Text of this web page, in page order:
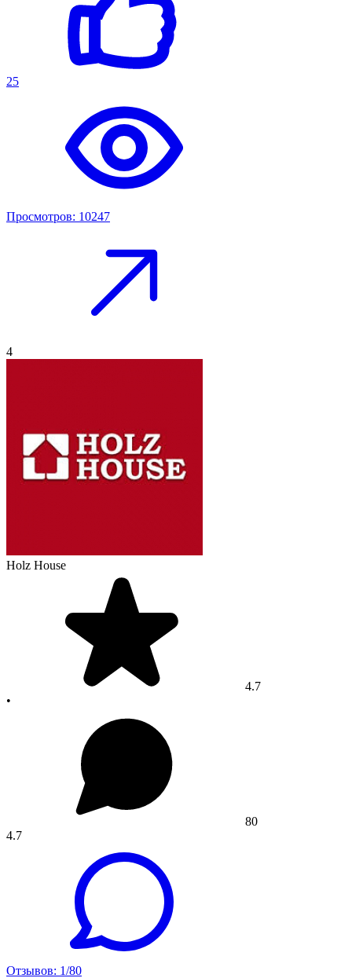
25
Просмотров: 10247
4
Holz House
4.7
•
80
4.7
Отзывов: 1/80